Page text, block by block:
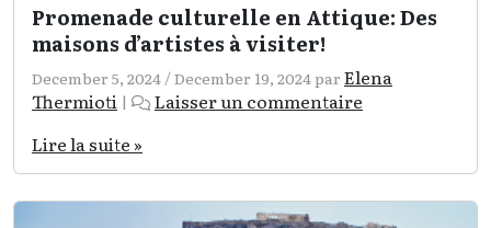
Promenade culturelle en Attique: Des
maisons d’artistes à visiter!
December 5, 2024 /December 19, 2024par Elena
Thermioti |
Laisser un commentaire
Lire la suite »